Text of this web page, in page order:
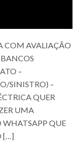
COM AVALIAÇÃO
–
SINISTRO) –
QUER
UMA
WHATSAPP QUE
[…]